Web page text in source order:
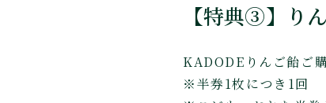
【特典③】り
KADODEりんご飴ご
※半券1枚につき1回